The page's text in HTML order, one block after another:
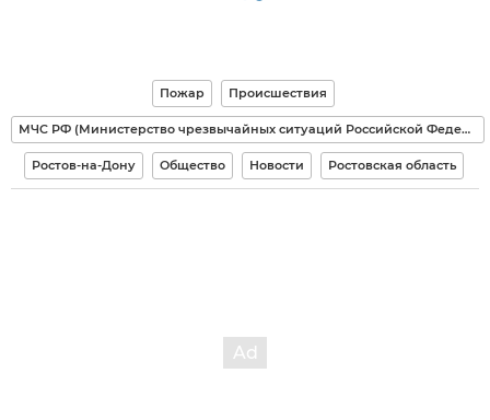
Пожар Происшествия
МЧС РФ (Министерство чрезвычайных ситуаций Российской Федерации)
Ростов-на-Дону Общество Новости Ростовская область